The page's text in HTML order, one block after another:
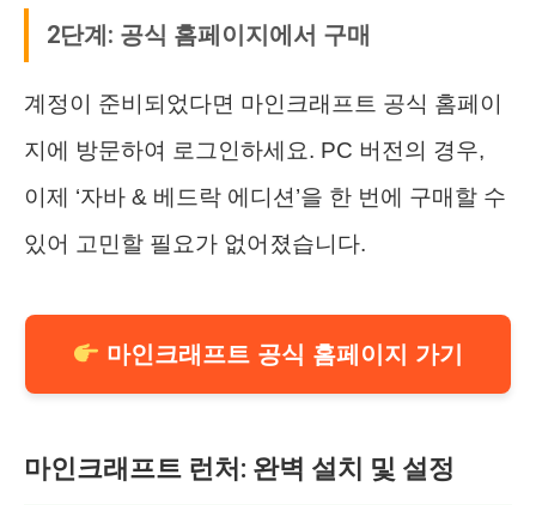
2단계: 공식 홈페이지에서 구매
계정이 준비되었다면 마인크래프트 공식 홈페이
지에 방문하여 로그인하세요. PC 버전의 경우,
이제 ‘자바 & 베드락 에디션’을 한 번에 구매할 수
있어 고민할 필요가 없어졌습니다.
마인크래프트 공식 홈페이지 가기
마인크래프트 런처: 완벽 설치 및 설정